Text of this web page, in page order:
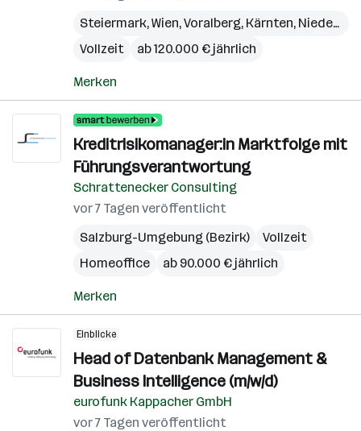
Steiermark,Wien,Voralberg, Kärnten, Niederösterreich
Vollzeit
ab 120.000 € jährlich
Merken
Kreditrisikomanager:in Marktfolge mit
Führungsverantwortung
Schrattenecker Consulting
vor 7 Tagen veröffentlicht
Salzburg-Umgebung (Bezirk)
Vollzeit
Homeoffice
ab 90.000 € jährlich
Merken
Einblicke
Head of Datenbank Management &
Business Intelligence (m/w/d)
eurofunk Kappacher GmbH
vor 7 Tagen veröffentlicht